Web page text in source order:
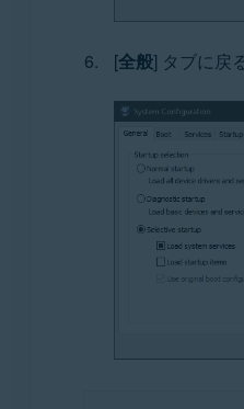
[全般] タブに戻